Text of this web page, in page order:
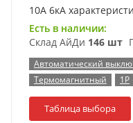
10А 6кА
Есть в наличии:
Склад АйДи 146 шт
Автоматический
Термомагнитный
1P
Таблица выбора